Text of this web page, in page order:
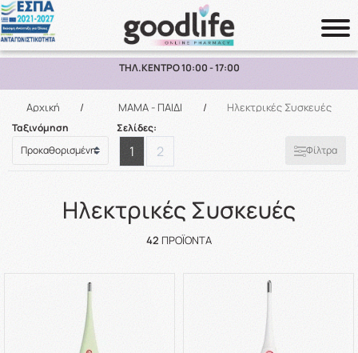
Αναζήτηση
ΔΩΡΕΑΝ ΜΕΤΑΦΟΡΙΚΑ ΑΝΩ ΤΩΝ 70€ ΕΩΣ 2KG ΣΕ ΕΛΛΑΔΑ
Αρχική / ΜΑΜΑ - ΠΑΙΔΙ / Ηλεκτρικές Συσκευές
Ταξινόμηση Σελίδες:
1 2 Φίλτρα
Ηλεκτρικές Συσκευές
42 ΠΡΟΪΌΝΤΑ